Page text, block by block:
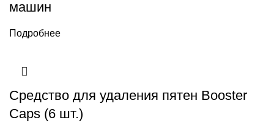
машин
Подробнее
Средство для удаления пятен Booster
Caps (6 шт.)